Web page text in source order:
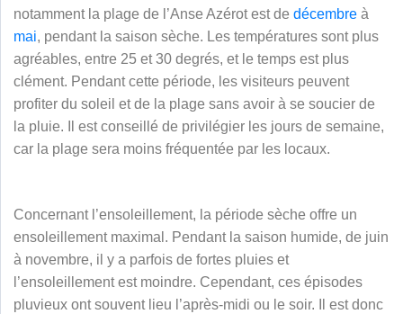
notamment la plage de l’Anse Azérot est de décembre à
mai, pendant la saison sèche. Les températures sont plus
agréables, entre 25 et 30 degrés, et le temps est plus
clément. Pendant cette période, les visiteurs peuvent
profiter du soleil et de la plage sans avoir à se soucier de
la pluie. Il est conseillé de privilégier les jours de semaine,
car la plage sera moins fréquentée par les locaux.
Concernant l’ensoleillement, la période sèche offre un
ensoleillement maximal. Pendant la saison humide, de juin
à novembre, il y a parfois de fortes pluies et
l’ensoleillement est moindre. Cependant, ces épisodes
pluvieux ont souvent lieu l’après-midi ou le soir. Il est donc